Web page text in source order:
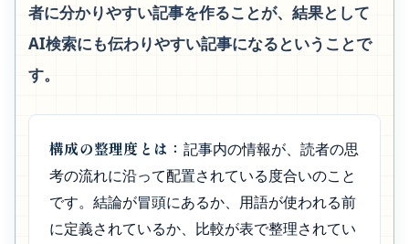
者に分かりやすい記事を作ることが、結果として
AI検索にも伝わりやすい記事になるということで
す。
構成の整理度とは： 記事内の情報が、読者の思
考の流れに沿って配置されている度合いのこと
です。結論が冒頭にあるか、用語が使われる前
に定義されているか、比較が表で整理されてい